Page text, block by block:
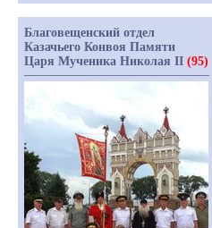
Благовещенский отдел
Казачьего Конвоя Памяти
Царя Мученика Николая II (95)